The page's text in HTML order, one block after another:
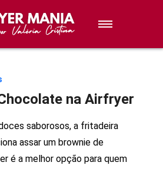
na Airfryer
saborosos, a fritadeira
assar um brownie de
é a melhor opção para quem